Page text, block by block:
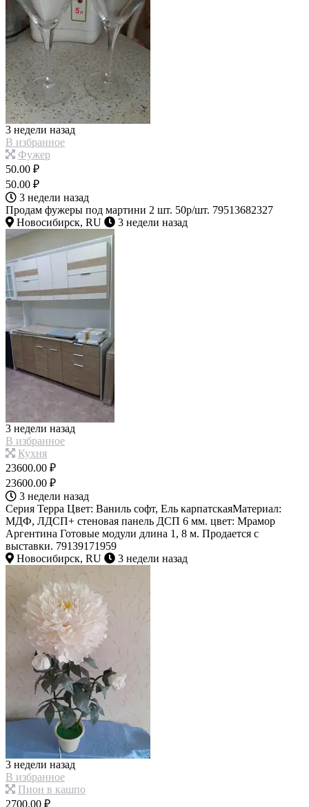
3 недели назад
В избранное
Фужер
50.00 ₽
50.00 ₽
3 недели назад
Продам фужеры под мартини 2 шт. 50р/шт. 79513682327
Новосибирск, RU
3 недели назад
3 недели назад
В избранное
Кухня
23600.00 ₽
23600.00 ₽
3 недели назад
Серия Терра Цвет: Ваниль софт, Ель карпатскаяМатериал:
МДФ, ЛДСП+ стеновая панель ДСП 6 мм. цвет: Мрамор
Аргентина Готовые модули длина 1, 8 м. Продается с
выставки. 79139171959
Новосибирск, RU
3 недели назад
3 недели назад
В избранное
Пион в кашпо
2700.00 ₽